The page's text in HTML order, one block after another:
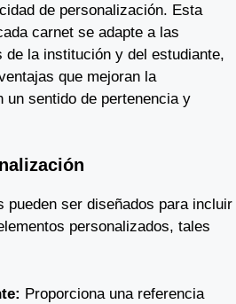
de personalización. Esta
carnet se adapte a las
la institución y del estudiante,
que mejoran la
un sentido de pertenencia y
pueden ser diseñados para incluir
personalizados, tales
Proporciona una referencia